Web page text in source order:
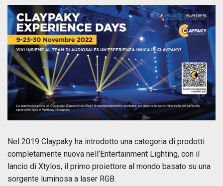
Nel 2019 Claypaky ha introdotto una categoria di prodotti
completamente nuova nell’Entertainment Lighting, con il
lancio di Xtylos, il primo proiettore al mondo basato su una
sorgente luminosa a laser RGB.